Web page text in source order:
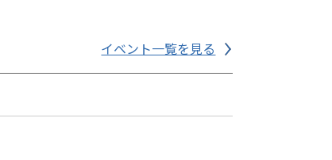
イベント一覧を見る